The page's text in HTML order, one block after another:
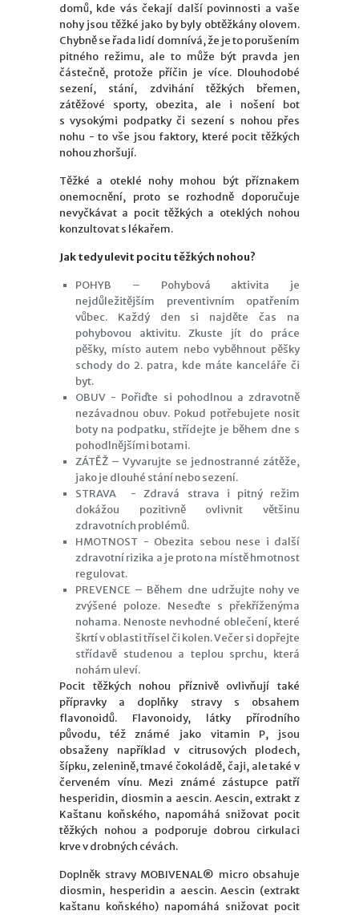
domů, kde vás čekají další povinnosti a vaše
nohy jsou těžké jako by byly obtěžkány olovem.
Chybně se řada lidí domnívá, že je to porušením
pitného režimu, ale to může být pravda jen
částečně, protože příčin je více. Dlouhodobé
sezení, stání, zdvihání těžkých břemen,
zátěžové sporty, obezita, ale i nošení bot
s vysokými podpatky či sezení s nohou přes
nohu - to vše jsou faktory, které pocit těžkých
nohou zhoršují.
Těžké a oteklé nohy mohou být příznakem
onemocnění, proto se rozhodně doporučuje
nevyčkávat a pocit těžkých a oteklých nohou
konzultovat s lékařem.
Jak tedy ulevit pocitu těžkých nohou?
POHYB – Pohybová aktivita je
nejdůležitějším preventivním opatřením
vůbec. Každý den si najděte čas na
pohybovou aktivitu. Zkuste jít do práce
pěšky, místo autem nebo vyběhnout pěšky
schody do 2. patra, kde máte kanceláře či
byt.
OBUV - Pořiďte si pohodlnou a zdravotně
nezávadnou obuv. Pokud potřebujete nosit
boty na podpatku, střídejte je během dne s
pohodlnějšími botami.
ZÁTĚŽ – Vyvarujte se jednostranné zátěže,
jako je dlouhé stání nebo sezení.
STRAVA - Zdravá strava i pitný režim
dokážou pozitivně ovlivnit většinu
zdravotních problémů.
HMOTNOST - Obezita sebou nese i další
zdravotní rizika a je proto na místě hmotnost
regulovat.
PREVENCE – Během dne udržujte nohy ve
zvýšené poloze. Neseďte s překříženýma
nohama. Nenoste nevhodné oblečení, které
škrtí v oblasti třísel či kolen. Večer si dopřejte
střídavě studenou a teplou sprchu, která
nohám uleví.
Pocit těžkých nohou příznivě ovlivňují také
přípravky a doplňky stravy s obsahem
flavonoidů. Flavonoidy, látky přírodního
původu, též známé jako vitamin P, jsou
obsaženy například v citrusových plodech,
šípku, zelenině, tmavé čokoládě, čaji, ale také v
červeném vínu. Mezi známé zástupce patří
hesperidin, diosmin a aescin. Aescin, extrakt z
Kaštanu koňského, napomáhá snižovat pocit
těžkých nohou a podporuje dobrou cirkulaci
krve v drobných cévách.
Doplněk stravy MOBIVENAL® micro obsahuje
diosmin, hesperidin a aescin. Aescin (extrakt
kaštanu koňského) napomáhá snižovat pocit